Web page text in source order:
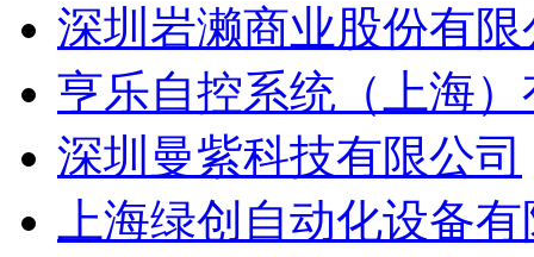
深圳岩濑商业股份有限
亨乐自控系统（上海
深圳曼紫科技有限公司
上海绿创自动化设备